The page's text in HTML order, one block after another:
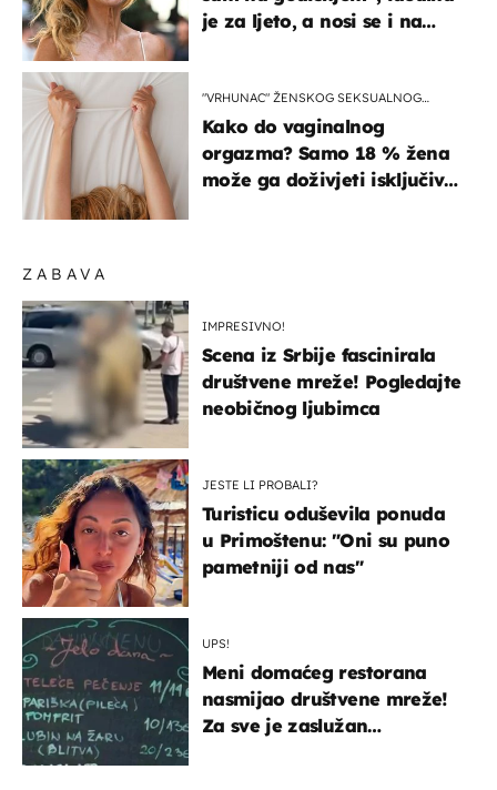
ZABAVA
IMPRESIVNO!
Scena iz Srbije fascinirala
društvene mreže! Pogledajte
neobičnog ljubimca
JESTE LI PROBALI?
Turisticu oduševila ponuda
u Primoštenu: "Oni su puno
pametniji od nas"
UPS!
Meni domaćeg restorana
nasmijao društvene mreže!
Za sve je zaslužan
je za ljeto, a nosi se i na
"VRHUNAC" ŽENSKOG SEKSUALNOG
Kako do vaginalnog
orgazma? Samo 18 % žena
može ga doživjeti isključivo